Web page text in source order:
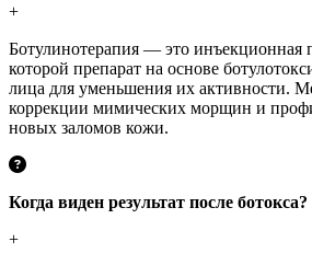
+
Ботулинотерапия — это инъекционная
которой препарат на основе
лица для уменьшения их активности.
коррекции мимических морщин и
новых заломов кожи.
Когда виден результат после ботокса?
+